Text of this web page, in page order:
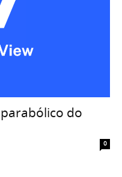
do
0